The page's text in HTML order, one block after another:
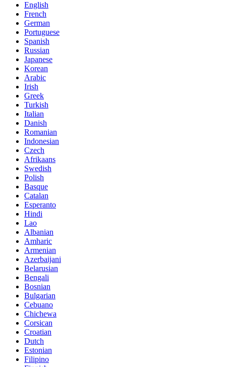
English
French
German
Portuguese
Spanish
Russian
Japanese
Korean
Arabic
Irish
Greek
Turkish
Italian
Danish
Romanian
Indonesian
Czech
Afrikaans
Swedish
Polish
Basque
Catalan
Esperanto
Hindi
Lao
Albanian
Amharic
Armenian
Azerbaijani
Belarusian
Bengali
Bosnian
Bulgarian
Cebuano
Chichewa
Corsican
Croatian
Dutch
Estonian
Filipino